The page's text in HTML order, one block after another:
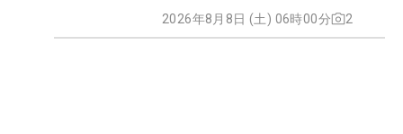
2026年8月8日 (土) 06時00分 2